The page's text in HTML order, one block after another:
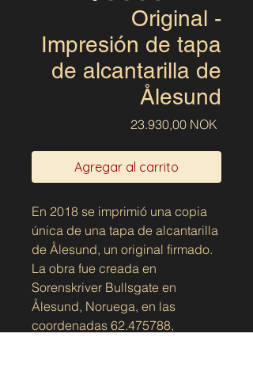
Original -
Impresión de tapa
de alcantarilla de
Ålesund
23.930,00 NOK
Agregar al carrito
En 2018 se imprimió una copia
única de una tapa de alcantarilla
de Ålesund, un original firmado.
La obra fue creada en
Sorenskriver Bullsgate en
Ålesund, Noruega, en las
coordenadas 62.475788,